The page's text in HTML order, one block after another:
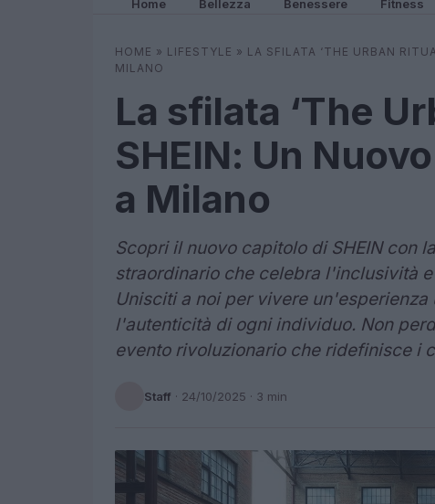
Home Bellezza Benessere Fitness
HOME » LIFESTYLE » LA SFILATA ‘THE URBAN
MILANO
La sfilata ‘The
SHEIN: Un
a Milano
Scopri il nuovo capitolo di SHEIN con
straordinario che celebra l'inclusività
Unisciti a noi per vivere
l'autenticità di ogni individuo. Non
evento rivoluzionario che ridefinisce i
Staff · 24/10/2025 · 3 min